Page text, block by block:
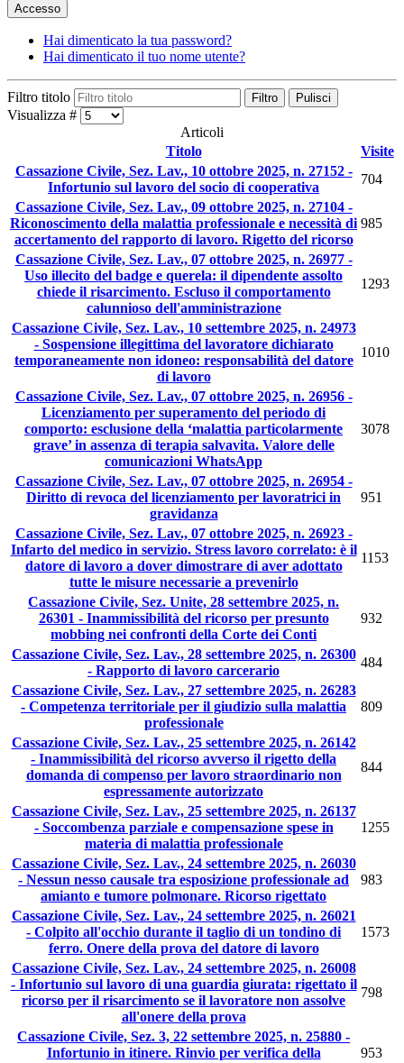
Accesso
Hai dimenticato la tua password?
Hai dimenticato il tuo nome utente?
Filtro titolo Filtro Pulisci
Visualizza #
Articoli
Titolo
Visite
Cassazione Civile, Sez. Lav., 10 ottobre 2025, n. 27152 -
Infortunio sul lavoro del socio di cooperativa
704
Cassazione Civile, Sez. Lav., 09 ottobre 2025, n. 27104 -
Riconoscimento della malattia professionale e necessità di
accertamento del rapporto di lavoro. Rigetto del ricorso
985
Cassazione Civile, Sez. Lav., 07 ottobre 2025, n. 26977 -
Uso illecito del badge e querela: il dipendente assolto
chiede il risarcimento. Escluso il comportamento
calunnioso dell'amministrazione
1293
Cassazione Civile, Sez. Lav., 10 settembre 2025, n. 24973
- Sospensione illegittima del lavoratore dichiarato
temporaneamente non idoneo: responsabilità del datore
di lavoro
1010
Cassazione Civile, Sez. Lav., 07 ottobre 2025, n. 26956 -
Licenziamento per superamento del periodo di
comporto: esclusione della ‘malattia particolarmente
grave’ in assenza di terapia salvavita. Valore delle
comunicazioni WhatsApp
3078
Cassazione Civile, Sez. Lav., 07 ottobre 2025, n. 26954 -
Diritto di revoca del licenziamento per lavoratrici in
gravidanza
951
Cassazione Civile, Sez. Lav., 07 ottobre 2025, n. 26923 -
Infarto del medico in servizio. Stress lavoro correlato: è il
datore di lavoro a dover dimostrare di aver adottato
tutte le misure necessarie a prevenirlo
1153
Cassazione Civile, Sez. Unite, 28 settembre 2025, n.
26301 - Inammissibilità del ricorso per presunto
mobbing nei confronti della Corte dei Conti
932
Cassazione Civile, Sez. Lav., 28 settembre 2025, n. 26300
- Rapporto di lavoro carcerario
484
Cassazione Civile, Sez. Lav., 27 settembre 2025, n. 26283
- Competenza territoriale per il giudizio sulla malattia
professionale
809
Cassazione Civile, Sez. Lav., 25 settembre 2025, n. 26142
- Inammissibilità del ricorso avverso il rigetto della
domanda di compenso per lavoro straordinario non
espressamente autorizzato
844
Cassazione Civile, Sez. Lav., 25 settembre 2025, n. 26137
- Soccombenza parziale e compensazione spese in
materia di malattia professionale
1255
Cassazione Civile, Sez. Lav., 24 settembre 2025, n. 26030
- Nessun nesso causale tra esposizione professionale ad
amianto e tumore polmonare. Ricorso rigettato
983
Cassazione Civile, Sez. Lav., 24 settembre 2025, n. 26021
- Colpito all'occhio durante il taglio di un tondino di
ferro. Onere della prova del datore di lavoro
1573
Cassazione Civile, Sez. Lav., 24 settembre 2025, n. 26008
- Infortunio sul lavoro di una guardia giurata: rigettato il
ricorso per il risarcimento se il lavoratore non assolve
all'onere della prova
798
Cassazione Civile, Sez. 3, 22 settembre 2025, n. 25880 -
Infortunio in itinere. Rinvio per verifica della
953